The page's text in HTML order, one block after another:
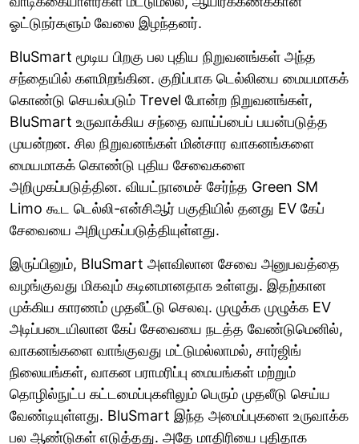
ஓட்டுநர்களும் வேலை இழந்தனர்.
BluSmart மூடிய பிறகு பல புதிய நிறுவனங்கள் அந்த
சந்தையில் களமிறங்கின. குறிப்பாக டெல்லியை மையமாகக்
கொண்டு செயல்படும் Trevel போன்ற நிறுவனங்கள்,
BluSmart உருவாக்கிய சந்தை வாய்ப்பைப் பயன்படுத்த
முயன்றன. சில நிறுவனங்கள் மின்சார வாகனங்களை
மையமாகக் கொண்டு புதிய சேவைகளை
அறிமுகப்படுத்தின. வியட்நாமைச் சேர்ந்த Green SM
Limo கூட டெல்லி-என்சிஆர் பகுதியில் தனது EV கேப்
சேவையை அறிமுகப்படுத்தியுள்ளது.
இருப்பினும், BluSmart அளவிலான சேவை அனுபவத்தை
வழங்குவது மிகவும் கடினமானதாக உள்ளது. இதற்கான
முக்கிய காரணம் முதலீட்டு செலவு. முழுக்க முழுக்க EV
அடிப்படையிலான கேப் சேவையை நடத்த வேண்டுமெனில்,
வாகனங்களை வாங்குவது மட்டுமல்லாமல், சார்ஜிங்
நிலையங்கள், வாகன பராமரிப்பு மையங்கள் மற்றும்
தொழில்நுட்ப கட்டமைப்புகளிலும் பெரும் முதலீடு செய்ய
வேண்டியுள்ளது. BluSmart இந்த அமைப்புகளை உருவாக்க
பல ஆண்டுகள் எடுத்தது. அதே மாதிரியை புதிதாக